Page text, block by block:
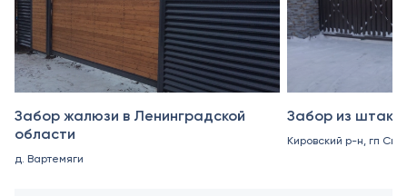
Забор жалюзи в Ленинградской
области
д. Вартемяги
Забор из
Кировский р-н, гп